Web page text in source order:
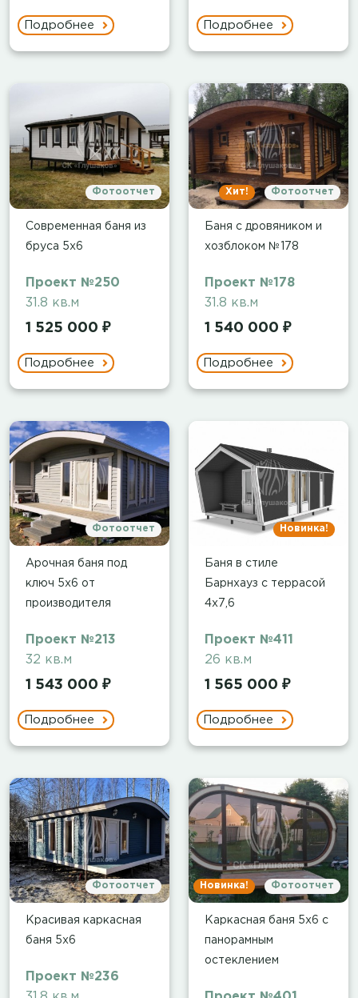
Подробнее Подробнее
Фотоотчет
Современная баня из
бруса 5х6
Проект №250
31.8 кв.м
1 525 000 ₽
Подробнее
Хит! Фотоотчет
Баня с дровяником и
хозблоком №178
Проект №178
31.8 кв.м
1 540 000 ₽
Подробнее
Фотоотчет
Арочная баня под
ключ 5х6 от
производителя
Проект №213
32 кв.м
1 543 000 ₽
Подробнее
Новинка!
Баня в стиле
Барнхауз с террасой
4х7,6
Проект №411
26 кв.м
1 565 000 ₽
Подробнее
Фотоотчет
Красивая каркасная
баня 5х6
Проект №236
Новинка! Фотоотчет
Каркасная баня 5х6 с
панорамным
остеклением